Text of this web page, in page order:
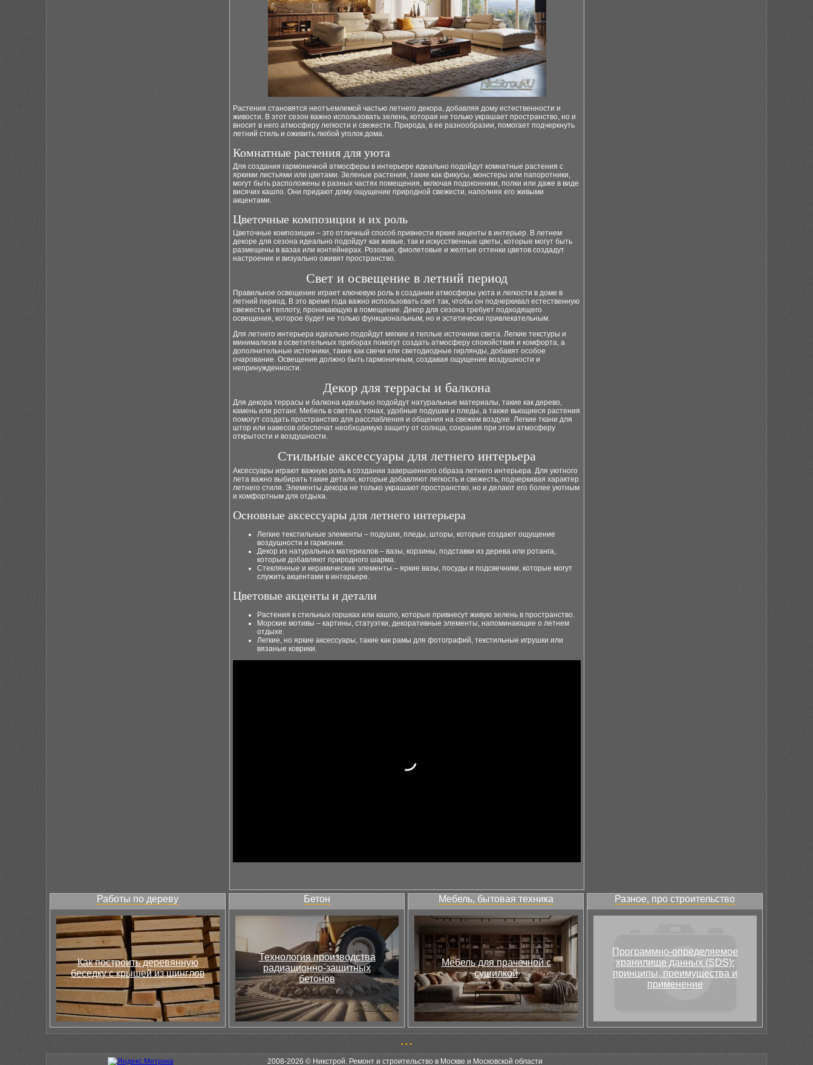
Растения становятся неотъемлемой частью летнего декора, добавляя дому естественности и
живости. В этот сезон важно использовать зелень, которая не только украшает пространство, но и
вносит в него атмосферу легкости и свежести. Природа, в ее разнообразии, помогает подчеркнуть
летний стиль и оживить любой уголок дома.
Комнатные растения для уюта
Для создания гармоничной атмосферы в интерьере идеально подойдут комнатные растения с
яркими листьями или цветами. Зеленые растения, такие как фикусы, монстеры или папоротники,
могут быть расположены в разных частях помещения, включая подоконники, полки или даже в виде
висячих кашпо. Они придают дому ощущение природной свежести, наполняя его живыми
акцентами.
Цветочные композиции и их роль
Цветочные композиции – это отличный способ привнести яркие акценты в интерьер. В летнем
декоре для сезона идеально подойдут как живые, так и искусственные цветы, которые могут быть
размещены в вазах или контейнерах. Розовые, фиолетовые и желтые оттенки цветов создадут
настроение и визуально оживят пространство.
Свет и освещение в летний период
Правильное освещение играет ключевую роль в создании атмосферы уюта и легкости в доме в
летний период. В это время года важно использовать свет так, чтобы он подчеркивал естественную
свежесть и теплоту, проникающую в помещение. Декор для сезона требует подходящего
освещения, которое будет не только функциональным, но и эстетически привлекательным.
Для летнего интерьера идеально подойдут мягкие и теплые источники света. Легкие текстуры и
минимализм в осветительных приборах помогут создать атмосферу спокойствия и комфорта, а
дополнительные источники, такие как свечи или светодиодные гирлянды, добавят особое
очарование. Освещение должно быть гармоничным, создавая ощущение воздушности и
непринужденности.
Декор для террасы и балкона
Для декора террасы и балкона идеально подойдут натуральные материалы, такие как дерево,
камень или ротанг. Мебель в светлых тонах, удобные подушки и пледы, а также вьющиеся растения
помогут создать пространство для расслабления и общения на свежем воздухе. Легкие ткани для
штор или навесов обеспечат необходимую защиту от солнца, сохраняя при этом атмосферу
открытости и воздушности.
Стильные аксессуары для летнего интерьера
Аксессуары играют важную роль в создании завершенного образа летнего интерьера. Для уютного
лета важно выбирать такие детали, которые добавляют легкость и свежесть, подчеркивая характер
летнего стиля. Элементы декора не только украшают пространство, но и делают его более уютным
и комфортным для отдыха.
Основные аксессуары для летнего интерьера
Легкие текстильные элементы – подушки, пледы, шторы, которые создают ощущение
воздушности и гармонии.
Декор из натуральных материалов – вазы, корзины, подставки из дерева или ротанга,
которые добавляют природного шарма.
Стеклянные и керамические элементы – яркие вазы, посуды и подсвечники, которые могут
служить акцентами в интерьере.
Цветовые акценты и детали
Растения в стильных горшках или кашпо, которые привнесут живую зелень в пространство.
Морские мотивы – картины, статуэтки, декоративные элементы, напоминающие о летнем
отдыхе.
Легкие, но яркие аксессуары, такие как рамы для фотографий, текстильные игрушки или
вязаные коврики.
Работы по дереву
Как построить деревянную
беседку с крышей из шинглов
Бетон
Технология производства
радиационно-защитных
бетонов
Мебель, бытовая техника
Мебель для прачечной с
сушилкой
Разное, про строительство
Программно-определяемое
хранилище данных (SDS):
принципы, преимущества и
применение
• • •
2008-2026 © Никстрой. Ремонт и строительство в Москве и Московской области